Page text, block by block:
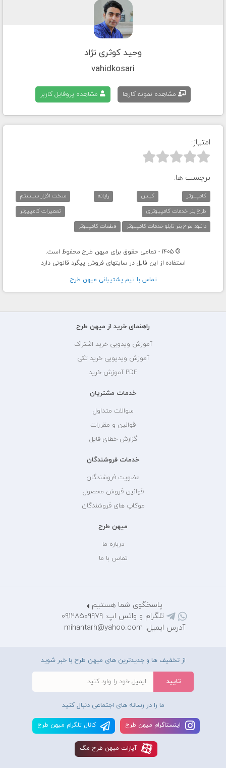
وحید کوثری نژاد
vahidkosari
مشاهده نمونه کارها مشاهده پروفایل کاربر
امتیاز:



برچسب ها:
کامپیوتر کیس رایانه
سخت افزار سیستم
طرح بنر خدمات کامپیوتری
تعمیرات کامپیوتر
دانلود طرح بنر تابلو خدمات کامپیوتر
قطعات کامپیوتر
© 1405 - تمامی حقوق برای میهن طرح محفوظ است.
استفاده از این فایل در سایتهای فروش پیگرد قانونی دارد
تماس با تيم پشتيبانی ميهن طرح
راهنمای خرید از میهن طرح
آموزش ویدویی خرید اشتراک
آموزش ویدیویی خرید تکی
PDF آموزش خرید
خدمات مشتریان
سوالات متداول
قوانین و مقررات
گزارش خطای فایل
خدمات فروشندگان
عضویت فروشندگان
قوانین فروش محصول
موکاپ های فروشندگان
میهن طرح
درباره ما
تماس با ما
پاسخگوی شما هستیم
تلگرام و واتس اپ: 09128509979
آدرس ایمیل: mihantarh@yahoo.com
از تخفیف ها و جدیدترین های میهن طرح با خبر شوید
ما را در رسانه های اجتماعی دنبال کنید
اينستاگرام ميهن طرح کانال تلگرام ميهن طرح
آپارات ميهن طرح مگ